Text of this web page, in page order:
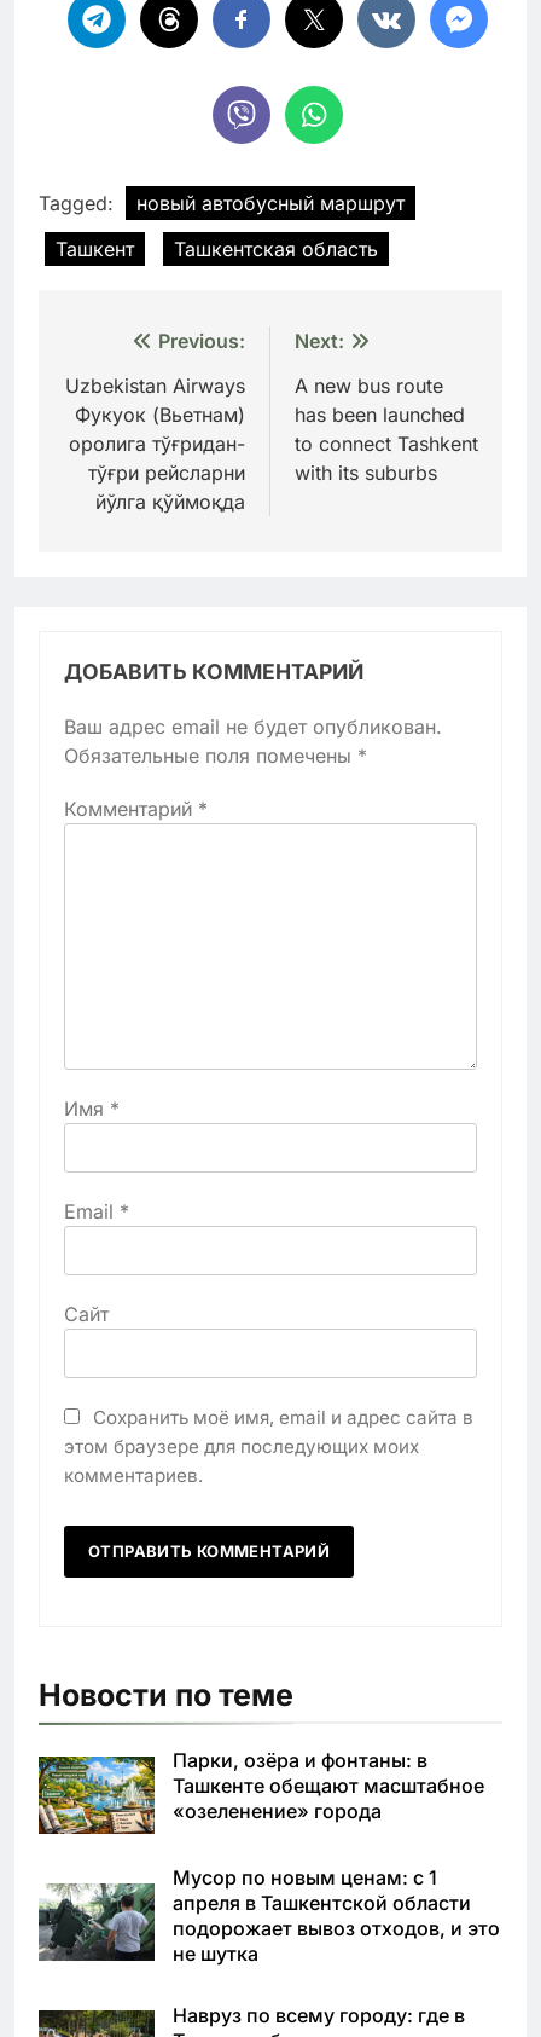
Tagged:
новый автобусный маршрут
Ташкент
Ташкентская область
Навигация
по
записям
Previous:
Uzbekistan Airways
Фукуок (Вьетнам)
оролига тўғридан-
тўғри рейсларни
йўлга қўймоқда
Next:
A new bus route
has been launched
to connect Tashkent
with its suburbs
ДОБАВИТЬ КОММЕНТАРИЙ
Ваш адрес email не будет опубликован.
Обязательные поля помечены *
Комментарий *
Имя *
Email *
Сайт
Сохранить моё имя, email и адрес сайта в
этом браузере для последующих моих
комментариев.
Новости по теме
Парки, озёра и фонтаны: в
Ташкенте обещают масштабное
«озеленение» города
Мусор по новым ценам: с 1
апреля в Ташкентской области
подорожает вывоз отходов, и это
не шутка
Навруз по всему городу: где в